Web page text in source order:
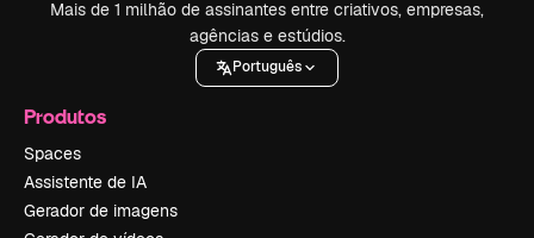
Mais de 1 milhão de assinantes entre criativos, empresas,
agências e estúdios.
Português
Produtos
Spaces
Assistente de IA
Gerador de imagens